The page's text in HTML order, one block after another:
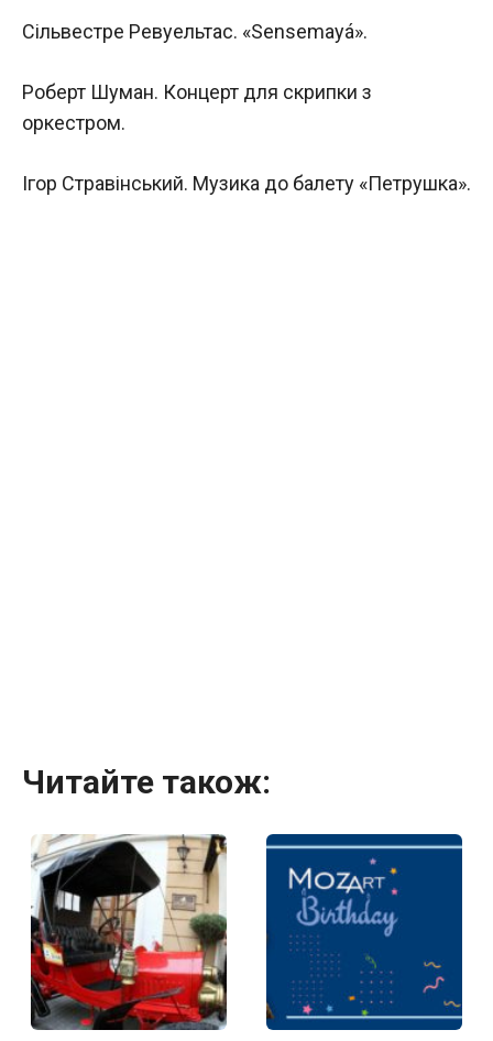
Сільвестре Ревуельтас. «Sensemayá».
Роберт Шуман. Концерт для скрипки з
оркестром.
Ігор Стравінський. Музика до балету «Петрушка».
Читайте також: